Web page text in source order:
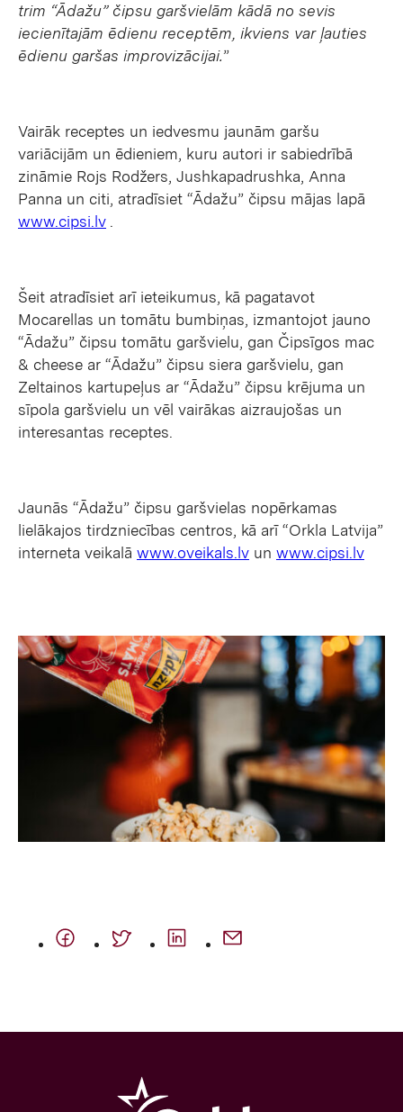
trim “Ādažu” čipsu garšvielām kādā no sevis
iecienītajām ēdienu receptēm, ikviens var ļauties
ēdienu garšas improvizācijai.”
Vairāk receptes un iedvesmu jaunām garšu
variācijām un ēdieniem, kuru autori ir sabiedrībā
zināmie Rojs Rodžers, Jushkapadrushka, Anna
Panna un citi, atradīsiet “Ādažu” čipsu mājas lapā
www.cipsi.lv
Šeit atradīsiet arī ieteikumus, kā pagatavot
Mocarellas un tomātu bumbiņas, izmantojot jauno
“Ādažu” čipsu tomātu garšvielu, gan Čipsīgos mac
& cheese ar “Ādažu” čipsu siera garšvielu, gan
Zeltainos kartupeļus ar “Ādažu” čipsu krējuma un
sīpola garšvielu un vēl vairākas aizraujošas un
interesantas receptes.
Jaunās “Ādažu” čipsu garšvielas nopērkamas
lielākajos tirdzniecības centros, kā arī “Orkla Latvija”
interneta veikalā www.oveikals.lv un www.cipsi.lv